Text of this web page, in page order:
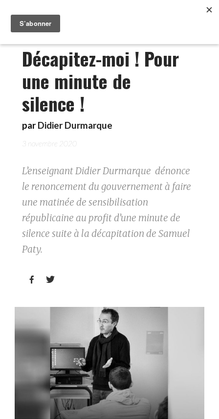
Décapitez-moi ! Pour
une minute de
silence !
par Didier Durmarque
3 novembre 2020
L’enseignant Didier Durmarque dénonce
le renoncement du gouvernement à faire
une matinée de sensibilisation
républicaine au profit d’une minute de
silence suite à la décapitation de Samuel
Paty.
 